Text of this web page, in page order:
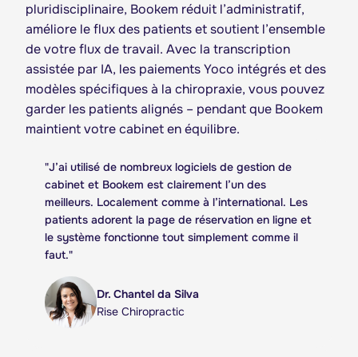
pluridisciplinaire, Bookem réduit l’administratif,
améliore le flux des patients et soutient l’ensemble
de votre flux de travail. Avec la transcription
assistée par IA, les paiements Yoco intégrés et des
modèles spécifiques à la chiropraxie, vous pouvez
garder les patients alignés – pendant que Bookem
maintient votre cabinet en équilibre.
"J’ai utilisé de nombreux logiciels de gestion de
cabinet et Bookem est clairement l’un des
meilleurs. Localement comme à l’international. Les
patients adorent la page de réservation en ligne et
le système fonctionne tout simplement comme il
faut."
Dr. Chantel da Silva
Rise Chiropractic